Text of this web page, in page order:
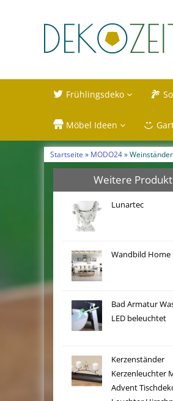
Frühlingsdeko
Möbel Ideen
Startseite » MODO24»
Weitere
Lunartec
Wandbild Home
Bad Armatur
LED beleuchtet
Kerzenständer
Kerzenleuchter
Advent